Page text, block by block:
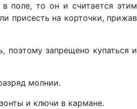
поле, то он и считается этим
присесть на корточки, прижав
поэтому запрещено купаться и
молнии.
и ключи в кармане.